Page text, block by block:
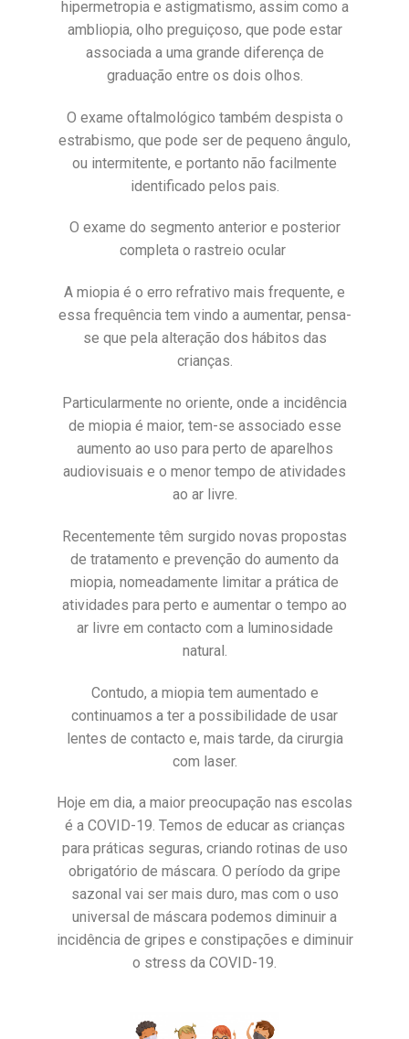
hipermetropia e astigmatismo, assim como a
ambliopia, olho preguiçoso, que pode estar
associada a uma grande diferença de
graduação entre os dois olhos.
O exame oftalmológico também despista o
estrabismo, que pode ser de pequeno ângulo,
ou intermitente, e portanto não facilmente
identificado pelos pais.
O exame do segmento anterior e posterior
completa o rastreio ocular
A miopia é o erro refrativo mais frequente, e
essa frequência tem vindo a aumentar, pensa-
se que pela alteração dos hábitos das
crianças.
Particularmente no oriente, onde a incidência
de miopia é maior, tem-se associado esse
aumento ao uso para perto de aparelhos
audiovisuais e o menor tempo de atividades
ao ar livre.
Recentemente têm surgido novas propostas
de tratamento e prevenção do aumento da
miopia, nomeadamente limitar a prática de
atividades para perto e aumentar o tempo ao
ar livre em contacto com a luminosidade
natural.
Contudo, a miopia tem aumentado e
continuamos a ter a possibilidade de usar
lentes de contacto e, mais tarde, da cirurgia
com laser.
Hoje em dia, a maior preocupação nas escolas
é a COVID-19. Temos de educar as crianças
para práticas seguras, criando rotinas de uso
obrigatório de máscara. O período da gripe
sazonal vai ser mais duro, mas com o uso
universal de máscara podemos diminuir a
incidência de gripes e constipações e diminuir
o stress da COVID-19.